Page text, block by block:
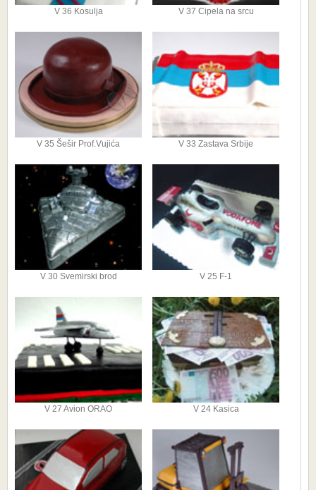
V 36 Kosulja V 37 Cipela na srcu
V 35 Šešir Prof.Vujića V 33 Zastava Srbije
V 30 Svemirski brod V 25 F-1
V 27 Avion ORAO V 24 Kasica